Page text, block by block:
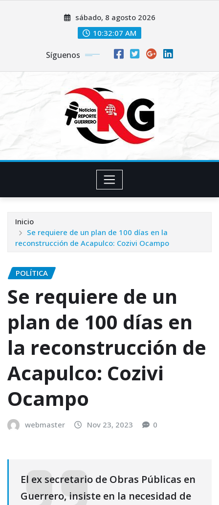
sábado, 8 agosto 2026
10:32:08 AM
Síguenos
Inicio
Se requiere de un plan de 100 días en la
reconstrucción de Acapulco: Cozivi Ocampo
POLÍTICA
Se requiere de un
plan de 100 días en
la reconstrucción de
Acapulco: Cozivi
Ocampo
webmaster Nov 23, 2023 0
El ex secretario de Obras Públicas en
Guerrero, insiste en la necesidad de